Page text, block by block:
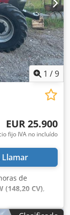
de 600 mm de
CE Transporte:
35,5
1 /9
EUR 25.900
fijo IVA no incluído
Llamar
de
(148,20 CV),
tracción a
4.692